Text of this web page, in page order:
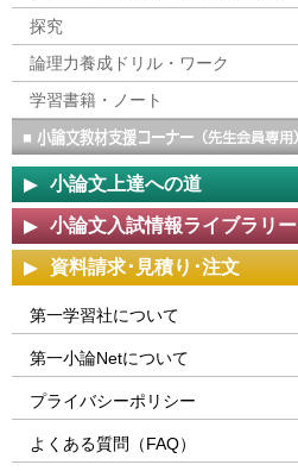
探究
論理力養成ドリル・ワーク
学習書籍・ノート
小論文上達への道
小論文入試情報ライブラリー
資料請求･見積り･注文
第一学習社について
第一小論Netについて
プライバシーポリシー
よくある質問（FAQ）